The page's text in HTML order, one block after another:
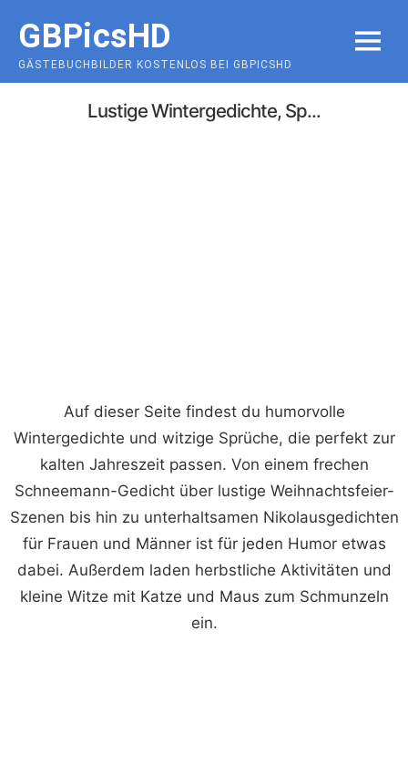
content
GBPicsHD
GÄSTEBUCHBILDER KOSTENLOS BEI GBPICSHD
MENU
Lustige Wintergedichte, Sp...
Auf dieser Seite findest du humorvolle
Wintergedichte und witzige Sprüche, die perfekt zur
kalten Jahreszeit passen. Von einem frechen
Schneemann-Gedicht über lustige Weihnachtsfeier-
Szenen bis hin zu unterhaltsamen Nikolausgedichten
für Frauen und Männer ist für jeden Humor etwas
dabei. Außerdem laden herbstliche Aktivitäten und
kleine Witze mit Katze und Maus zum Schmunzeln
ein.